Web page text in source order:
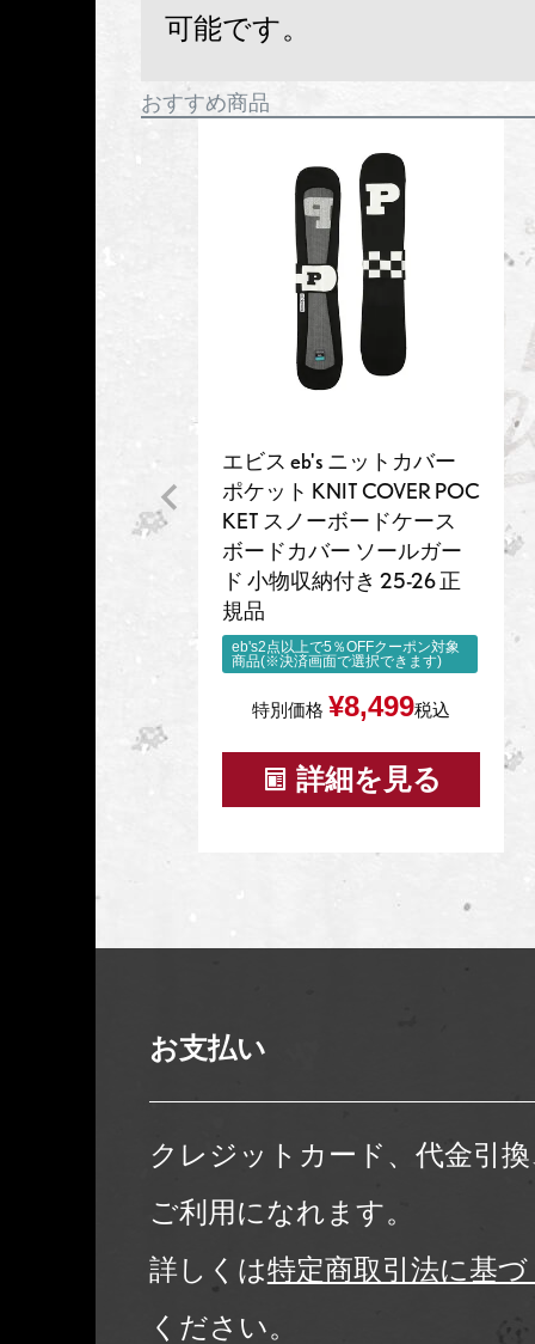
可能です。
おすすめ商品
エビス eb's ニットカバー
ポケット KNIT COVER POC
KET スノーボードケース
ボードカバー ソールガー
ド 小物収納付き 25-26 正
規品
eb's2点以上で5％OFFクーポン対象
商品(※決済画面で選択できます)
特別価格 ¥8,499税込
詳細を見る
お支払い
クレジットカード、代金引
ご利用になれます。
詳しくは特定商取引法に基
ください。